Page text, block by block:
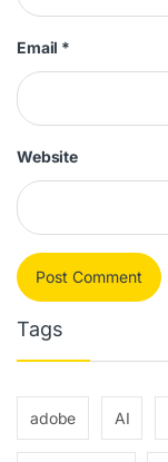
Email *
Website
Tags
adobe AI